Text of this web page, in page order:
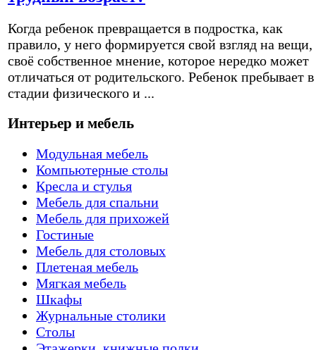
Когда ребенок превращается в подростка, как
правило, у него формируется свой взгляд на вещи,
своё собственное мнение, которое нередко может
отличаться от родительского. Ребенок пребывает в
стадии физического и ...
Интерьер и мебель
Модульная мебель
Компьютерные столы
Кресла и стулья
Мебель для спальни
Мебель для прихожей
Гостиные
Мебель для столовых
Плетеная мебель
Мягкая мебель
Шкафы
Журнальные столики
Столы